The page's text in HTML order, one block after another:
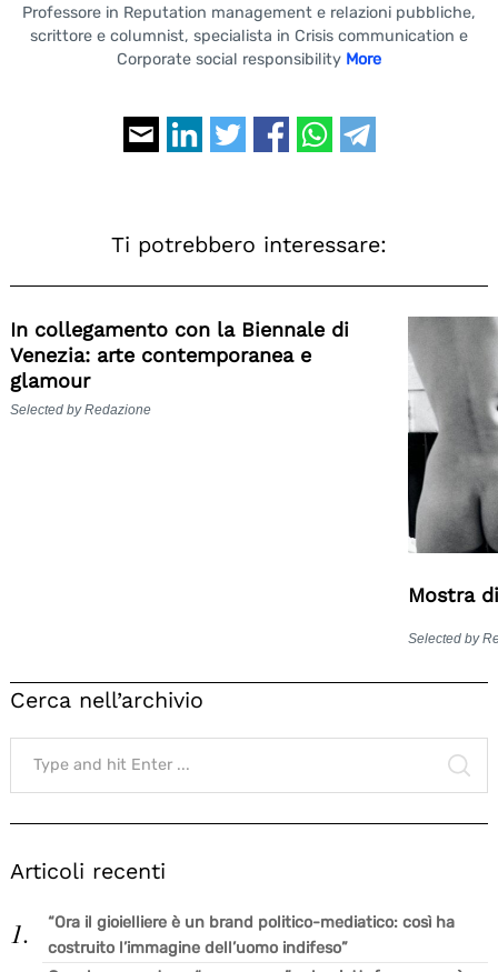
Professore in Reputation management e relazioni pubbliche,
scrittore e columnist, specialista in Crisis communication e
Corporate social responsibility More
Ti potrebbero interessare:
In collegamento con la Biennale di
Venezia: arte contemporanea e
glamour
Selected by Redazione
Mostra
Selected by
Cerca nell’archivio
Search
for:
Articoli recenti
“Ora il gioielliere è un brand politico-mediatico: così ha
costruito l’immagine dell’uomo indifeso”
for: